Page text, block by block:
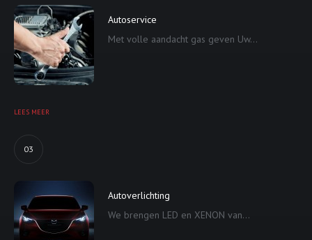
Autoservice
Met volle aandacht gas geven Uw...
LEES MEER
03
Autoverlichting
We brengen LED en XENON van...